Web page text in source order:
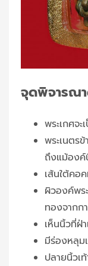
จุดพิจารณ
พระเกศจะ
พระเนตร
ถึงแม้องค์
เส้นใต้คอ
ผิวองค์พร
ทองจากก
เห็นนิ้วที่ฝ่
มีร่องหลุม
ปลายนิ้วเ